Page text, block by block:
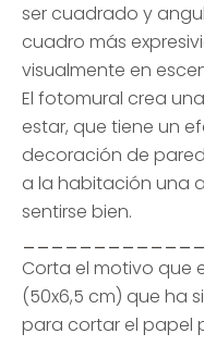
ser cuadrado y
cuadro más
visualmente en
El fotomural crea
estar, que tiene un
decoración de
a la habitación una
sentirse bien.
Corta el motivo que
(50x6,5 cm) que ha
para cortar el papel